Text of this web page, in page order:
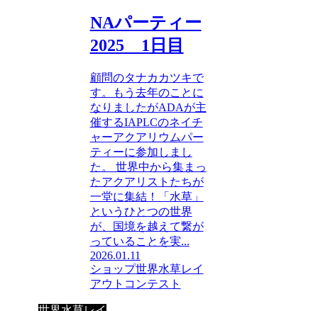
NAパーティー
2025 1日目
顧問のタナカカツキで
す。もう去年のことに
なりましたがADAが主
催するIAPLCのネイチ
ャーアクアリウムパー
ティーに参加しまし
た。 世界中から集まっ
たアクアリストたちが
一堂に集結！「水草」
というひとつの世界
が、国境を越えて繋が
っていることを実...
2026.01.11
ショップ世界水草レイ
アウトコンテスト